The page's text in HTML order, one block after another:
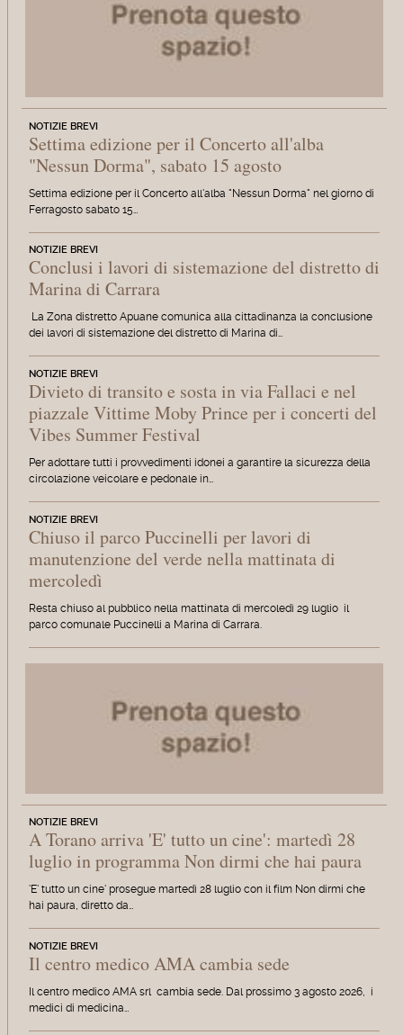
NOTIZIE BREVI
Settima edizione per il Concerto all'alba
"Nessun Dorma", sabato 15 agosto
Settima edizione per il Concerto all'alba "Nessun Dorma" nel giorno di
Ferragosto sabato 15…
NOTIZIE BREVI
Conclusi i lavori di sistemazione del distretto di
Marina di Carrara
La Zona distretto Apuane comunica alla cittadinanza la conclusione
dei lavori di sistemazione del distretto di Marina di…
NOTIZIE BREVI
Divieto di transito e sosta in via Fallaci e nel
piazzale Vittime Moby Prince per i concerti del
Vibes Summer Festival
Per adottare tutti i provvedimenti idonei a garantire la sicurezza della
circolazione veicolare e pedonale in…
NOTIZIE BREVI
Chiuso il parco Puccinelli per lavori di
manutenzione del verde nella mattinata di
mercoledì
Resta chiuso al pubblico nella mattinata di mercoledì 29 luglio il
parco comunale Puccinelli a Marina di Carrara.
NOTIZIE BREVI
A Torano arriva 'E' tutto un cine': martedì 28
luglio in programma Non dirmi che hai paura
'E' tutto un cine' prosegue martedì 28 luglio con il film Non dirmi che
hai paura, diretto da…
NOTIZIE BREVI
Il centro medico AMA cambia sede
Il centro medico AMA srl cambia sede. Dal prossimo 3 agosto 2026, i
medici di medicina…